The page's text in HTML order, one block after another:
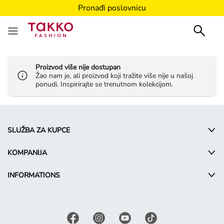
Pronađi poslovnicu
Proizvod više nije dostupan
Žao nam je, ali proizvod koji tražite više nije u našoj
ponudi. Inspirirajte se trenutnom kolekcijom.
SLUŽBA ZA KUPCE
KOMPANIJA
INFORMATIONS